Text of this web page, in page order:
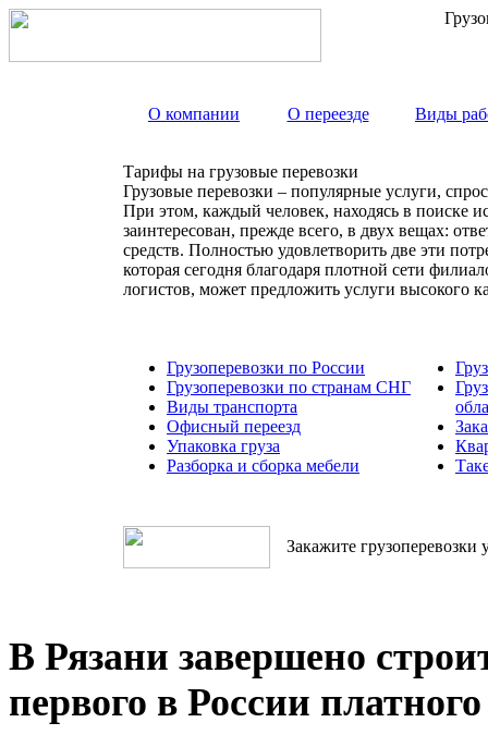
О компании О переезде Виды
Тарифы на грузовые перевозки
Грузовые перевозки – популярные услуги,
При этом, каждый человек, находясь в поиске
заинтересован, прежде всего, в двух вещах:
средств. Полностью удовлетворить две эти
которая сегодня благодаря плотной сети
логистов, может предложить услуги высокого
Грузоперевозки по России
Грузоперевозки по странам СНГ
Виды транспорта
Офисный переезд
Упаковка груза
Разборка и сборка мебели
Закажите грузоперевозки
В Рязани завершено
первого в России